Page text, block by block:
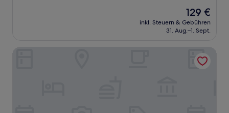
Der
Preis
beträgt
129 €
inkl. Steuern & Gebühren
31. Aug.–1. Sept.
The Westin St. Francis San Francisco on Union Square